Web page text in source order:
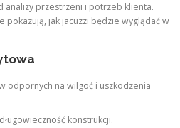
analizy przestrzeni i potrzeb klienta.
pokazują, jak jacuzzi będzie wyglądać w
odpornych na wilgoć i uszkodzenia
konstrukcji.